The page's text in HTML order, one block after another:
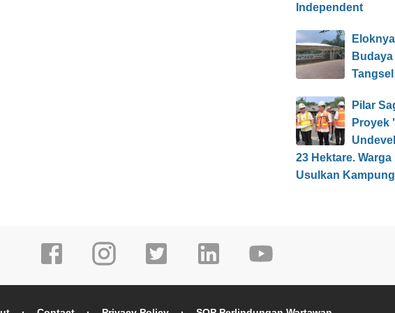
Independent
Tangsel
Pilar
Proyek
23 Hektare.
Usulkan